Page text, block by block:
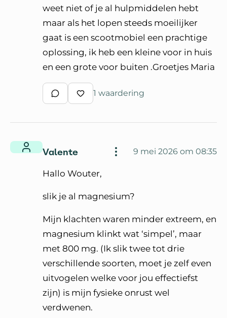
weet niet of je al hulpmiddelen hebt
maar als het lopen steeds moeilijker
gaat is een scootmobiel een prachtige
oplossing, ik heb een kleine voor in huis
en een grote voor buiten .Groetjes Maria
Schrijf een reactie
Waardeer reactie
1 waardering
Valente 9 mei 2026 om 08:35
Hallo Wouter,
slik je al magnesium?
Mijn klachten waren minder extreem, en
magnesium klinkt wat ‘simpel’, maar
met 800 mg. (Ik slik twee tot drie
verschillende soorten, moet je zelf even
uitvogelen welke voor jou effectiefst
zijn) is mijn fysieke onrust wel
verdwenen.